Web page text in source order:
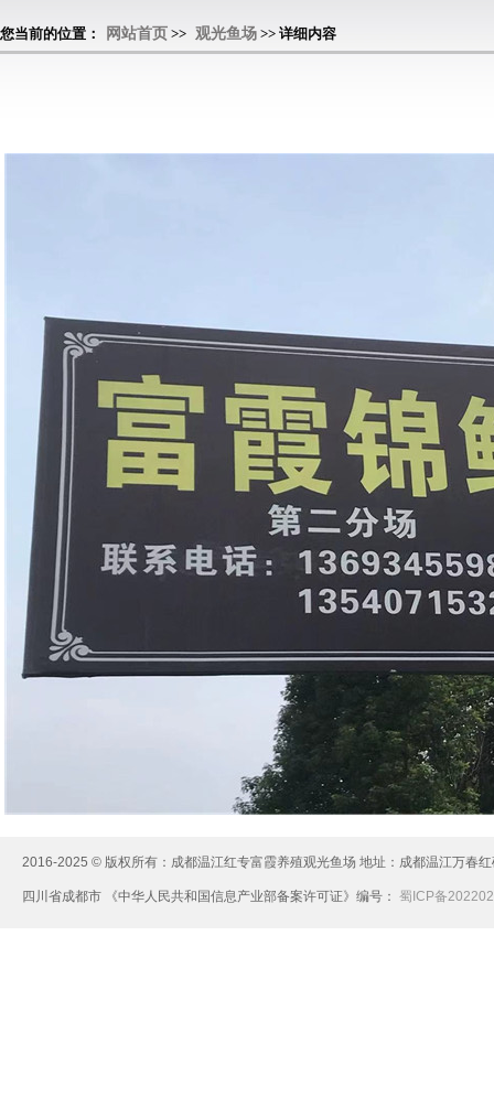
您当前的位置： 网站首页 >> 观光鱼场 >> 详细内容
2016-2025 © 版权所有：成都温江红专富霞养殖观光鱼场 地址：成都温江万春
四川省成都市 《中华人民共和国信息产业部备案许可证》编号： 蜀ICP备